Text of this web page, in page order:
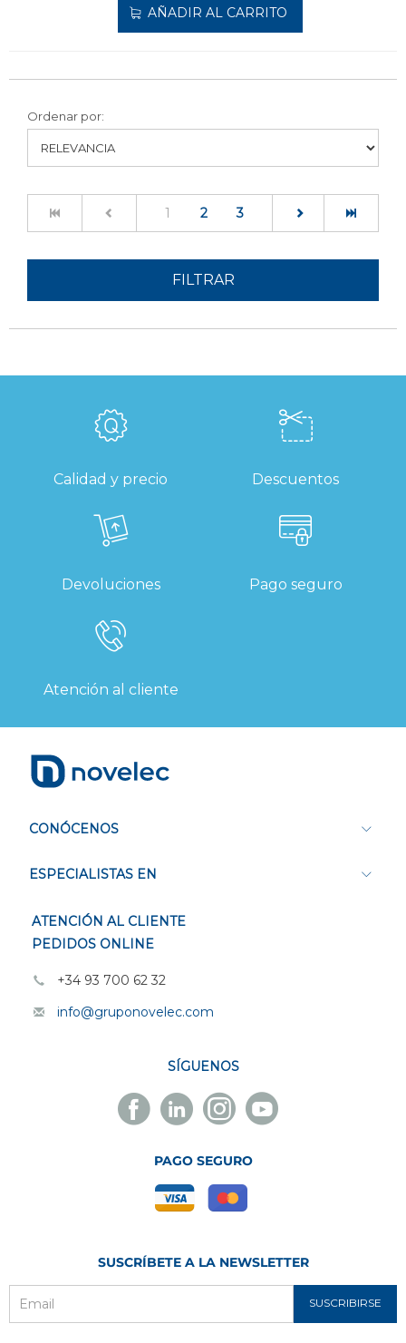
AÑADIR AL CARRITO
Ordenar por:
1 (current)
2 3
FILTRAR
Calidad y precio Descuentos
Devoluciones Pago seguro
Atención al cliente
CONÓCENOS
ESPECIALISTAS EN
ATENCIÓN AL CLIENTE
PEDIDOS ONLINE
+34 93 700 62 32
info@gruponovelec.com
SÍGUENOS
Facebook
Novelec
Linkedin
Novelec
Instagram
Novelec
Youtube
Novelec
PAGO SEGURO
SUSCRÍBETE A LA NEWSLETTER
SUSCRIBIRSE